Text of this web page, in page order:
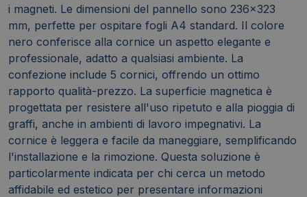
i magneti. Le dimensioni del pannello sono 236x323
mm, perfette per ospitare fogli A4 standard. Il colore
nero conferisce alla cornice un aspetto elegante e
professionale, adatto a qualsiasi ambiente. La
confezione include 5 cornici, offrendo un ottimo
rapporto qualità-prezzo. La superficie magnetica è
progettata per resistere all'uso ripetuto e alla pioggia di
graffi, anche in ambienti di lavoro impegnativi. La
cornice è leggera e facile da maneggiare, semplificando
l'installazione e la rimozione. Questa soluzione è
particolarmente indicata per chi cerca un metodo
affidabile ed estetico per presentare informazioni